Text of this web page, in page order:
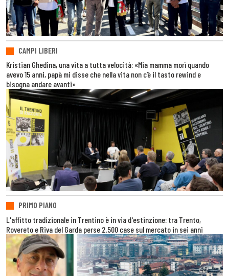
CAMPI LIBERI
Kristian Ghedina, una vita a tutta velocità: «Mia mamma morì quando
avevo 15 anni, papà mi disse che nella vita non c’è il tasto rewind e
bisogna andare avanti»
PRIMO PIANO
L'affitto tradizionale in Trentino è in via d'estinzione: tra Trento,
Rovereto e Riva del Garda perse 2.500 case sul mercato in sei anni